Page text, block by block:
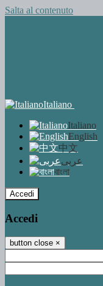
Salta al contenuto
Italiano
Italiano
English
中文
عربى
বাংলা
Accedi
Accedi
button close ×